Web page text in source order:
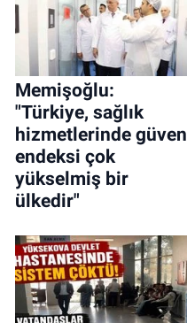
Memişoğlu:
"Türkiye, sağlık
hizmetlerinde güven
endeksi çok
yükselmiş bir
ülkedir"